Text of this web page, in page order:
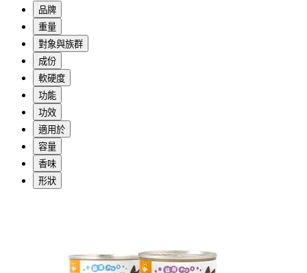
品牌
重量
對象與族群
成份
軟硬度
功能
功效
適用於
容量
香味
形狀